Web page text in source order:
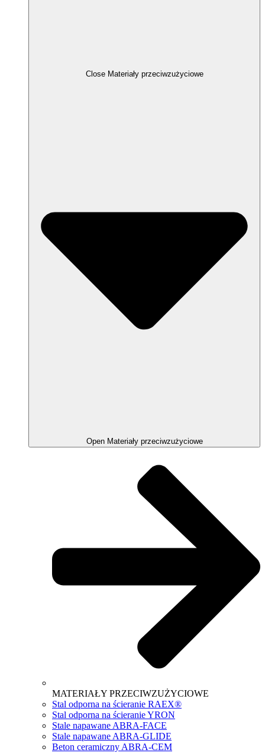
Close Materiały przeciwzużyciowe
Open Materiały przeciwzużyciowe
MATERIAŁY PRZECIWZUŻYCIOWE
Stal odporna na ścieranie RAEX®
Stal odporna na ścieranie YRON
Stale napawane ABRA-FACE
Stale napawane ABRA-GLIDE
Beton ceramiczny ABRA-CEM